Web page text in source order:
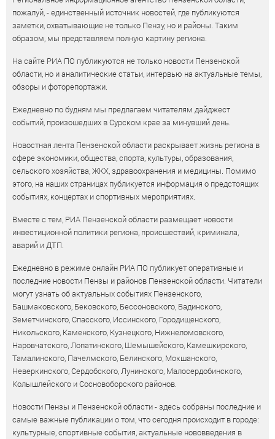
пожалуй, - единственный источник новостей, где публикуются
заметки, охватывающие не только Пензу, но и районы. Таким
образом, мы представляем полную картину региона.
На сайте РИА ПО публикуются не только новости Пензенской
области, но и аналитические статьи, интервью на актуальные темы,
обзоры и фоторепортажи.
Ежедневно по будням мы предлагаем читателям дайджест
событий, произошедших в Сурском крае за минувший день.
Новостная лента Пензенской области раскрывает жизнь региона в
сфере экономики, общества, спорта, культуры, образования,
сельского хозяйства, ЖКХ, здравоохранения и медицины. Помимо
этого, на наших страницах публикуется информация о предстоящих
событиях, концертах и спортивных мероприятиях.
Вместе с тем, РИА Пензенской области размещает новости
инвестиционной политики региона, происшествий, криминала,
аварий и ДТП.
Ежедневно в режиме онлайн РИА ПО публикует оперативные и
последние новости Пензы и районов Пензенской области. Читатели
могут узнать об актуальных событиях Пензенского,
Башмаковского, Бековского, Бессоновского, Вадинского,
Земетчинского, Спасского, Иссинского, Городищенского,
Никольского, Каменского, Кузнецкого, Нижнеломовского,
Наровчатского, Лопатинского, Шемышейского, Камешкирского,
Тамалинского, Пачелмского, Белинского, Мокшанского,
Неверкинского, Сердобского, Лунинского, Малосердобинского,
Колышлейского и Сосновоборского районов.
Новости Пензы и Пензенской области - здесь собраны последние и
самые важные публикации о том, что сегодня происходит в городе:
культурные, спортивные события, актуальные нововведения в